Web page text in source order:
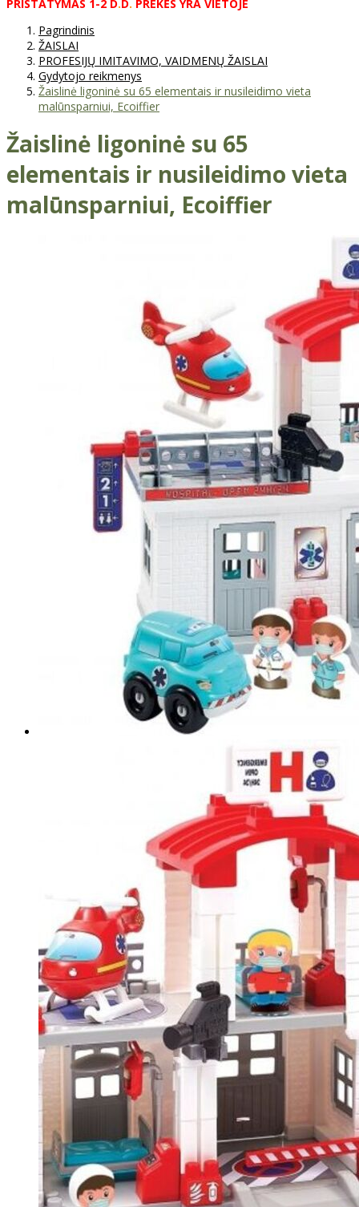
PRISTATYMAS 1-2 D. D. PREKĖS YRA VIETOJE
Pagrindinis
ŽAISLAI
PROFESIJŲ IMITAVIMO, VAIDMENŲ ŽAISLAI
Gydytojo reikmenys
Žaislinė ligoninė su 65 elementais ir nusileidimo vieta
malūnsparniui, Ecoiffier
Žaislinė ligoninė su 65
elementais ir nusileidimo vieta
malūnsparniui, Ecoiffier